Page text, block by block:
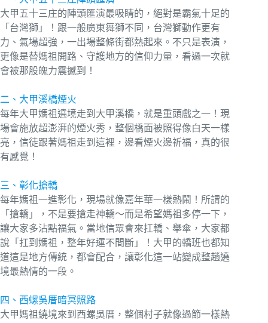
大甲五十三庄的陣頭匯演最吸睛的，絕對是霸氣十足的
「台灣獅」！跟一般廣東舞獅不同，台灣獅動作更有
力、氣場超強，一出場整條街都熱起來。不只是表演，
更像是替媽祖開路、守護地方的信仰力量，看過一次就
會被那股魄力震撼到！
二、大甲溪橋煙火
每年大甲媽祖遶境走到大甲溪橋，就是重頭戲之一！現
場會施放超澎湃的煙火秀，整個橋面被照得像白天一樣
亮，信徒跟著媽祖走到這裡，邊看煙火邊祈福，真的很
有感覺！
三、彰化搶轎
每年媽祖一進彰化，現場就像嘉年華一樣熱鬧！所謂的
「搶轎」，不是要搶走神轎～而是希望媽祖多停一下，
讓大家多沾點福氣。當地信眾會來扛轎、舉傘，大家都
說「扛到媽祖，整年好運不間斷」！大甲的轎班也都知
道這是地方傳統，都會配合，讓彰化這一站變成整趟遶
境最熱情的一段。
四、西螺吳厝暗冥照路
大甲媽祖繞境來到西螺吳厝，整個村子就像過節一樣熱